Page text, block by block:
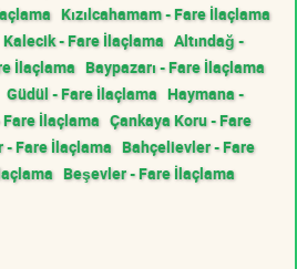
Kızılcahamam - Fare İlaçlama
Kalecik - Fare İlaçlama Altındağ -
İlaçlama Baypazarı - Fare İlaçlama
Güdül - Fare İlaçlama Haymana -
Fare İlaçlama Çankaya Koru - Fare
Fare İlaçlama Bahçelievler - Fare
Beşevler - Fare İlaçlama